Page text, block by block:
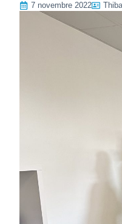
7 novembre 2022